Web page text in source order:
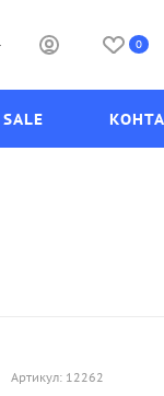
0
SALE
Артикул: 12262